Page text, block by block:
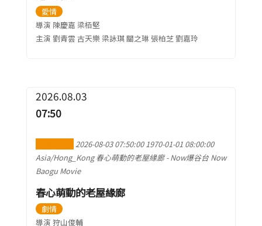
愛情
導演 陳慶嘉 梁栢堅
主演 劉青雲 古天樂 梁詠琪 關之琳 張柏芝 劉嘉玲
2026.08.03
07:50
2026-08-03 07:50:00 1970-01-01 08:00:00
Asia/Hong_Kong 春心萌動的老屋緣廊 - Now爆谷台 Now
Baogu Movie
春心萌動的老屋緣廊
劇情
導演 狩山俊輔